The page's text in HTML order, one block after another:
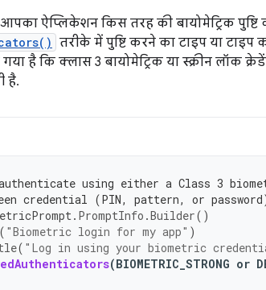
ऐप्लिकेशन किस तरह की बायोमेट्रिक पुष्टि
तरीके में पुष्टि करने का टाइप या टाइप
है कि क्लास 3 बायोमेट्रिक या स्क्रीन लॉक
है.
using either a Class 3
credential (PIN, pattern, or
. PromptInfo .Builder()
( "Biometric login for my app" )
( "Log in using your biometric
(BIOMETRIC_STRONG or